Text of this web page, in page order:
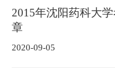
2015年沈阳药科大
章
2020-09-05